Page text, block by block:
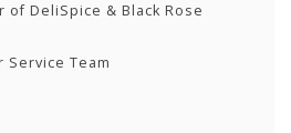
DeliSpice & Black Rose
Service Team